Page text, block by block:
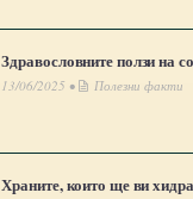
Здравословните ползи на
13/06/2025 • Полезни факти
Храните, които ще ви